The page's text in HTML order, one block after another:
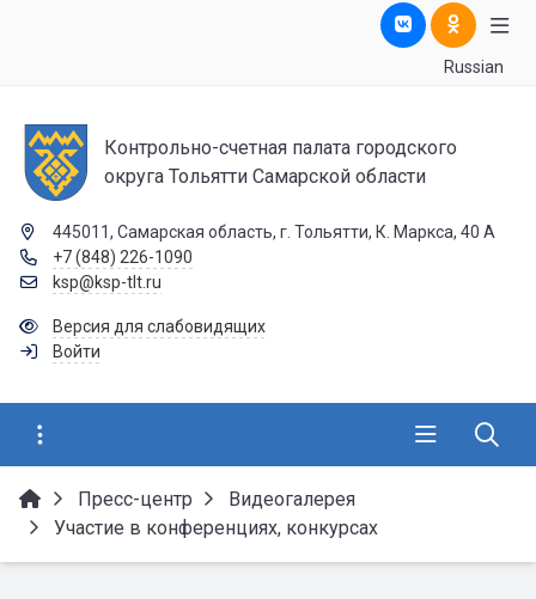
Russian
Контрольно-счетная палата городского
округа Тольятти Самарской области
445011, Самарская область, г. Тольятти, К. Маркса, 40 А
+7 (848) 226-1090
ksp@ksp-tlt.ru
Версия для слабовидящих
Войти
Пресс-центр
Видеогалерея
Участие в конференциях, конкурсах